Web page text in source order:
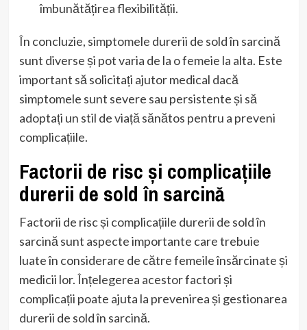
îmbunătățirea flexibilității.
În concluzie, simptomele durerii de sold în sarcină
sunt diverse și pot varia de la o femeie la alta. Este
important să solicitați ajutor medical dacă
simptomele sunt severe sau persistente și să
adoptați un stil de viață sănătos pentru a preveni
complicațiile.
Factorii de risc și complicațiile
durerii de sold în sarcină
Factorii de risc și complicațiile durerii de sold în
sarcină sunt aspecte importante care trebuie
luate în considerare de către femeile însărcinate și
medicii lor. Înțelegerea acestor factori și
complicații poate ajuta la prevenirea și gestionarea
durerii de sold în sarcină.